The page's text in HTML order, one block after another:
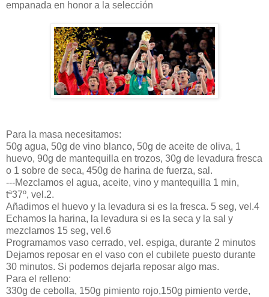
empanada en honor a la selección
Para la masa necesitamos:
50g agua, 50g de vino blanco, 50g de aceite de oliva, 1
huevo, 90g de mantequilla en trozos, 30g de levadura fresca
o 1 sobre de seca, 450g de harina de fuerza, sal.
---Mezclamos el agua, aceite, vino y mantequilla 1 min,
tª37º, vel .2.
Añadimos el huevo y la levadura si es la fresca. 5 seg, vel .4
Echamos la harina, la levadura si es la seca y la sal y
mezclamos 15 seg, vel .6
Programamos vaso cerrado, vel . espiga, durante 2 minutos
Dejamos reposar en el vaso con el cubilete puesto durante
30 minutos. Si podemos dejarla reposar algo mas.
Para el relleno:
330g de cebolla, 150g pimiento rojo,150g pimiento verde,